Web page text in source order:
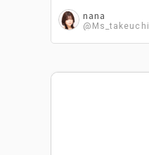
nana
@Ms_takeuchi